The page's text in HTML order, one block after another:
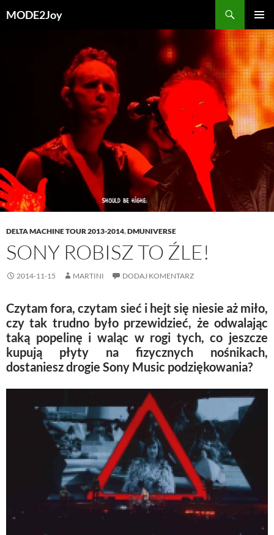
doMODE2Joy
MENU
DELTA MACHINE TOUR 2013-2014,DMUNIVERSE
SONY ROBISZ TO ŹLE!
2014-11-15 MARTINI DODAJ KOMENTARZ
Czytam fora, czytam sieć i hejt się niesie aż miło,
czy tak trudno było przewidzieć, że odwalając
taką popelinę i waląc w rogi tych, co jeszcze
kupują płyty na fizycznych nośnikach,
dostaniesz drogie Sony Music podziękowania?